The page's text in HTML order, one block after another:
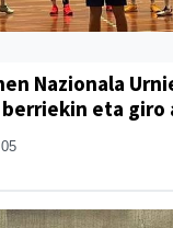
Nazionala
eta giro